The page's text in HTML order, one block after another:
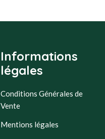
Informations
légales
Conditions Générales de
Vente
Mentions légales